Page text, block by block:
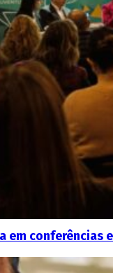
em conferências